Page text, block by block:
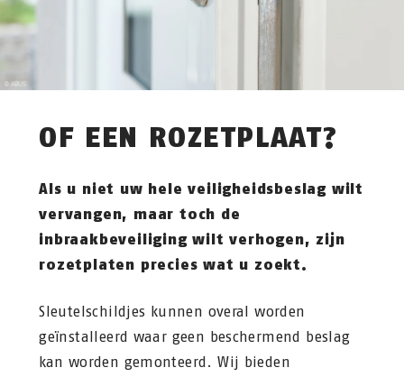
OF EEN ROZETPLAAT?
Als u niet uw hele veiligheidsbeslag wilt
vervangen, maar toch de
inbraakbeveiliging wilt verhogen, zijn
rozetplaten precies wat u zoekt.
Sleutelschildjes kunnen overal worden
geïnstalleerd waar geen beschermend beslag
kan worden gemonteerd. Wij bieden